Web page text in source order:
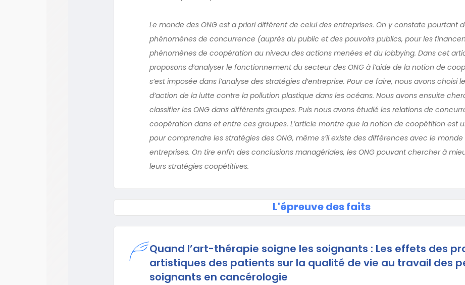
Le monde des ONG est a priori différent de celui des entreprises. On y constate pourtant
phénomènes de concurrence (auprès du public et des pouvoirs publics, pour les
phénomènes de coopération au niveau des actions menées et du lobbying. Dans cet
proposons d’analyser le fonctionnement du secteur des ONG à l’aide de la notion de
s’est imposée dans l’analyse des stratégies d’entreprise. Pour ce faire, nous avons choisi
d’action de la lutte contre la pollution plastique dans les océans. Nous avons ensuite
classifier les ONG dans différents groupes. Puis nous avons étudié les relations de
coopération dans et entre ces groupes. L’article montre que la notion de coopétition est
pour comprendre les stratégies des ONG, même s’il existe des différences avec le monde
entreprises. On tire enfin des conclusions managériales, les ONG pouvant chercher à
leurs stratégies coopétitives.
L'épreuve des faits
Quand l’art-thérapie soigne les soignants : Les effets des
artistiques des patients sur la qualité de vie au travail des
soignants en cancérologie